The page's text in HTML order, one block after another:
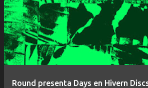
Round presenta Days en Hivern